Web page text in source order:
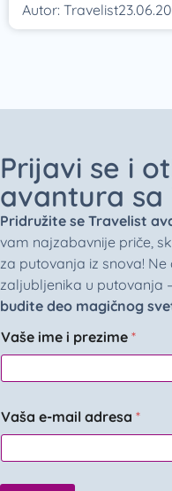
Autor: Travelist
Prijavi se i
avantura sa
Pridružite se Travelist
vam najzabavnije priče,
za putovanja iz snova!
zaljubljenika u putovanja –
budite deo magičnog
Vaše ime i prezime *
Vaša e-mail adresa *